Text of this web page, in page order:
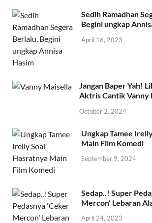
Sedih Ramadhan
Begini ungkap
April 16, 2023
Jangan Baper Yah!
Aktris Cantik Vanny
October 2, 2024
Ungkap Tamee
Main Film Komedi
September 9, 2024
Sedap..! Super
Mercon’ Lebaran
April 24, 2023